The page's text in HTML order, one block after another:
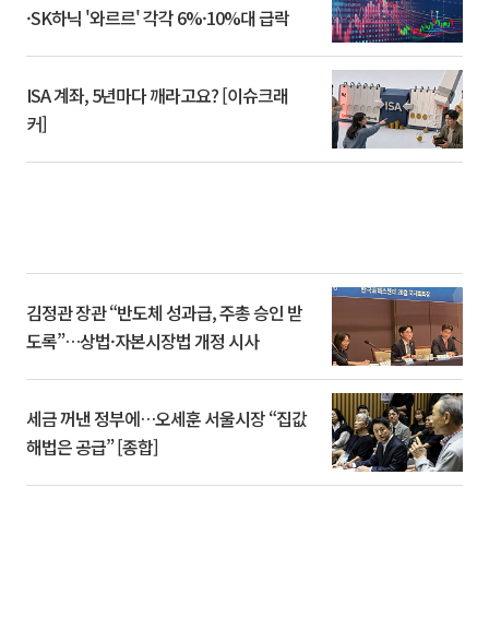
·SK하닉 '와르르' 각각 6%·10%대 급락
ISA 계좌, 5년마다 깨라고요? [이슈크래
커]
김정관 장관 “반도체 성과급, 주총 승인 받
도록”…상법·자본시장법 개정 시사
세금 꺼낸 정부에…오세훈 서울시장 “집값
해법은 공급” [종합]